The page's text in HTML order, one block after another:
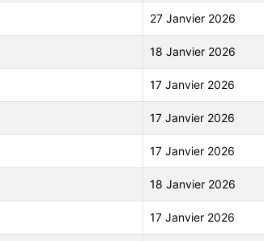
27 Janvier 2026
18 Janvier 2026
17 Janvier 2026
17 Janvier 2026
17 Janvier 2026
18 Janvier 2026
17 Janvier 2026